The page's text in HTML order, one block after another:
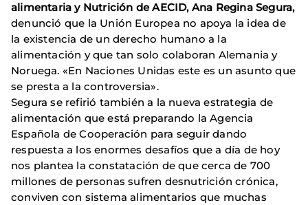
alimentaria y Nutrición de AECID, Ana Regina Segura,
denunció que la Unión Europea no apoya la idea de
la existencia de un derecho humano a la
alimentación y que tan solo colaboran Alemania y
Noruega. «En Naciones Unidas este es un asunto que
se presta a la controversia».
Segura se refirió también a la nueva estrategia de
alimentación que está preparando la Agencia
Española de Cooperación para seguir dando
respuesta a los enormes desafíos que a día de hoy
nos plantea la constatación de que cerca de 700
millones de personas sufren desnutrición crónica,
conviven con sistema alimentarios que muchas